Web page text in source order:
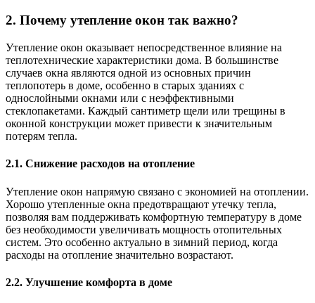
2. Почему утепление окон так важно?
Утепление окон оказывает непосредственное влияние на
теплотехнические характеристики дома. В большинстве
случаев окна являются одной из основных причин
теплопотерь в доме, особенно в старых зданиях с
однослойными окнами или с неэффективными
стеклопакетами. Каждый сантиметр щели или трещины в
оконной конструкции может привести к значительным
потерям тепла.
2.1. Снижение расходов на отопление
Утепление окон напрямую связано с экономией на отоплении.
Хорошо утепленные окна предотвращают утечку тепла,
позволяя вам поддерживать комфортную температуру в доме
без необходимости увеличивать мощность отопительных
систем. Это особенно актуально в зимний период, когда
расходы на отопление значительно возрастают.
2.2. Улучшение комфорта в доме